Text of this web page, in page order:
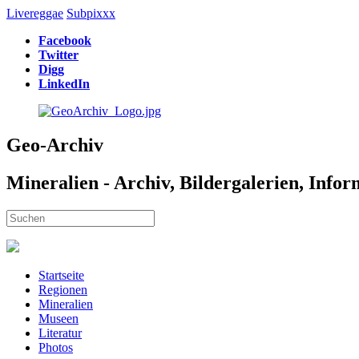
Livereggae Subpixxx
Facebook
Twitter
Digg
LinkedIn
Geo-Archiv
Mineralien - Archiv, Bildergalerien,
Startseite
Regionen
Mineralien
Museen
Literatur
Photos